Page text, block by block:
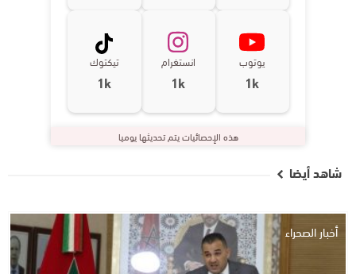
يوتوب
1k
انستغرام
1k
تيكتوك
1k
هذه الإحصائيات يتم تحديثها يوميا
شاهد أيضا
أخبار الصحراء